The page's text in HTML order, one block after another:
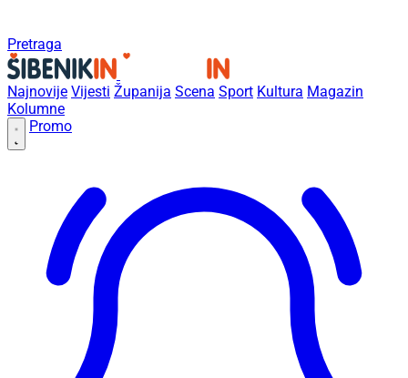
Pretraga
Najnovije Vijesti Županija Scena Sport Kultura Magazin
Kolumne
Promo